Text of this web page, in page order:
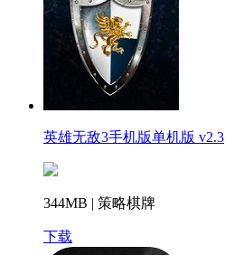
英雄无敌3手机版单机版 v2.3
344MB | 策略棋牌
下载